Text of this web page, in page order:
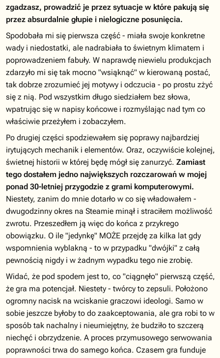
zgadzasz, prowadzić je przez sytuacje w które pakują się
przez absurdalnie głupie i nielogiczne posunięcia.
Spodobała mi się pierwsza część - miała swoje konkretne
wady i niedostatki, ale nadrabiała to świetnym klimatem i
poprowadzeniem fabuły. W naprawdę niewielu produkcjach
zdarzyło mi się tak mocno "wsiąknąć" w kierowaną postać,
tak dobrze zrozumieć jej motywy i odczucia - po prostu zżyć
się z nią. Pod wszystkim długo siedziałem bez słowa,
wpatrując się w napisy końcowe i rozmyślając nad tym co
właściwie przeżyłem i zobaczyłem.
Po drugiej części spodziewałem się poprawy najbardziej
irytujących mechanik i elementów. Oraz, oczywiście kolejnej,
świetnej historii w której będę mógł się zanurzyć. Zamiast
tego dostałem jedno największych rozczarowań w mojej
ponad 30-letniej przygodzie z grami komputerowymi.
Niestety, zanim do mnie dotarło w co się władowałem -
dwugodzinny okres na Steamie minął i straciłem możliwość
zwrotu. Przeszedłem ją więc do końca z przykrego
obowiązku. O ile "jedynkę" MOŻE przejdę za kilka lat gdy
wspomnienia wyblakną - to w przypadku "dwójki" z całą
pewnością nigdy i w żadnym wypadku tego nie zrobię.
Widać, że pod spodem jest to, co "ciągnęło" pierwszą część,
że gra ma potencjał. Niestety - twórcy to zepsuli. Położono
ogromny nacisk na wciskanie graczowi ideologi. Samo w
sobie jeszcze byłoby to do zaakceptowania, ale gra robi to w
sposób tak nachalny i nieumiejętny, że budziło to szczerą
niechęć i obrzydzenie. A proces przymusowego serwowania
poprawności trwa do samego końca. Czasem gra funduje